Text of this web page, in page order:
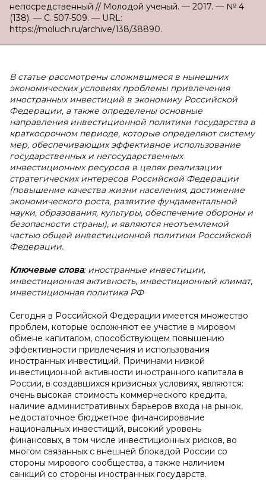
непосредственный // Молодой ученый. — 2017. — № 4
(138). — С. 507-509. — URL:
https://moluch.ru/archive/138/38890.
В статье рассмотрены сложившиеся в нынешних
экономических условиях проблемы привлечения
иностранных инвестиций в экономику Российской
Федерации, а также определены основные
направления инвестиционной политики государства в
краткосрочном периоде, которые определяют систему
мер, обеспечивающих эффективное использование
государственных и негосударственных
инвестиционных ресурсов в целях реализации
стратегических интересов Российской Федерации
(повышение качества жизни населения, достижение
экономического роста, развитие фундаментальной
науки, образования, культуры, обеспечение обороны и
безопасности страны), и являются неотъемлемой
частью общей инвестиционной политики Российской
Федерации.
Ключевые слова: иностранные инвестиции,
инвестиционная активность, инвестиционный климат,
инвестиционная политика РФ
Сегодня в Российской Федерации имеется множество
проблем, которые осложняют ее участие в мировом
обмене капиталом, способствующем повышению
эффективности привлечения и использования
иностранных инвестиций. Причинами низкой
инвестиционной активности иностранного капитала в
России, в создавшихся кризисных условиях, являются:
очень высокая стоимость коммерческого кредита,
наличие административных барьеров входа на рынок,
недостаточное бюджетное финансирование
национальных инвестиций, высокий уровень
финансовых, в том числе инвестиционных рисков, во
многом связанных с внешней блокадой России со
стороны мирового сообщества, а также наличием
санкций со стороны иностранных государств.